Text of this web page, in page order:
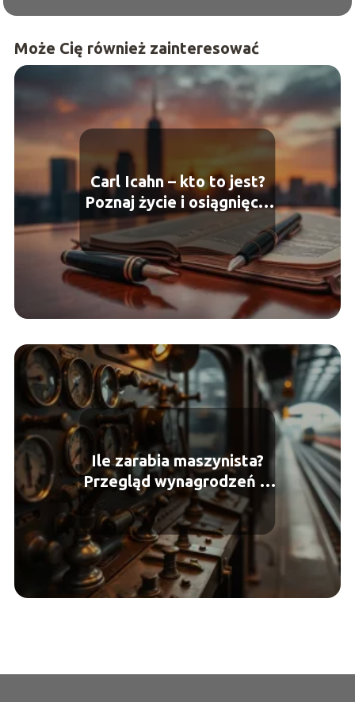
Może Cię również zainteresować
Carl Icahn – kto to jest?
Poznaj życie i osiągnięcia
miliardera
Ile zarabia maszynista?
Przegląd wynagrodzeń w
Polsce